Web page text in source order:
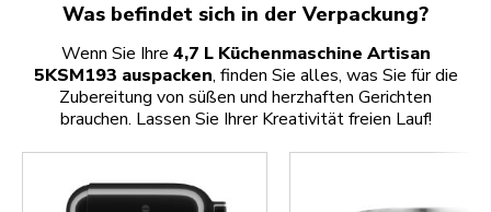
Was befindet sich in der Verpackung?
Wenn Sie Ihre 4,7 L Küchenmaschine Artisan
5KSM193 auspacken, finden Sie alles, was Sie für die
Zubereitung von süßen und herzhaften Gerichten
brauchen. Lassen Sie Ihrer Kreativität freien Lauf!